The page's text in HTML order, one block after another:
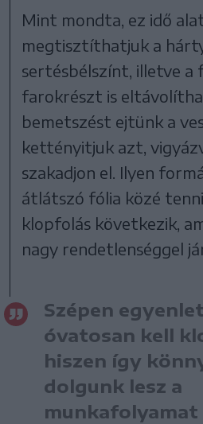
Mint mondta, ez idő
megtisztíthatjuk a
sertésbélszínt, illetve a
farokrészt is
bemetszést ejtünk a
kettényitjuk azt,
szakadjon el. Ilyen
átlátszó fólia közé
klopfolás következik,
nagy rendetlenséggel
Szépen
óvatosan kell
hiszen így
dolgunk lesz a
munkafolyamat